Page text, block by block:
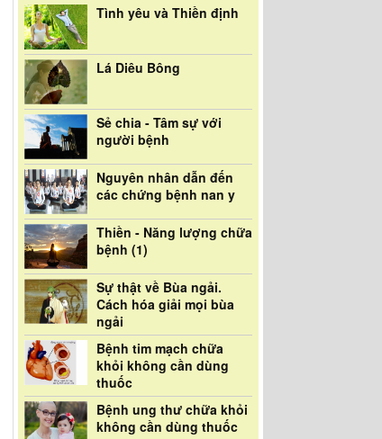
Tình yêu và Thiền định
Lá Diêu Bông
Sẻ chia - Tâm sự với
người bệnh
Nguyên nhân dẫn đến
các chứng bệnh nan y
Thiền - Năng lượng chữa
bệnh (1)
Sự thật về Bùa ngải.
Cách hóa giải mọi bùa
ngải
Bệnh tim mạch chữa
khỏi không cần dùng
thuốc
Bệnh ung thư chữa khỏi
không cần dùng thuốc